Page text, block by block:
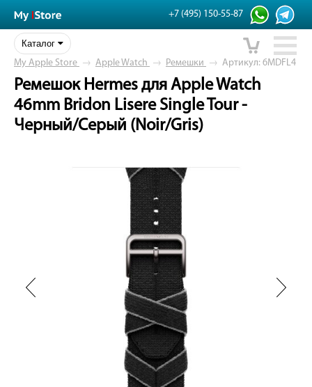
+7 (495) 150-55-87
Каталог
My Apple Store → Apple Watch → Ремешки → Артикул: 6MDFL4
Ремешок Hermes для Apple Watch
46mm Bridon Lisere Single Tour -
Черный/Серый (Noir/Gris)